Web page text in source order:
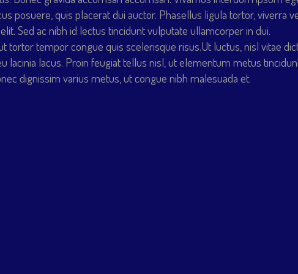
posuere, quis placerat dui auctor. Phasellus ligula tortor, viverra
Sed ac nibh id lectus tincidunt vulputate ullamcorper in dui.
tempor congue quis scelerisque risus.Ut luctus, nisl vitae
lacus. Proin feugiat tellus nisl, ut elementum metus
dignissim varius metus, ut congue nibh malesuada et.